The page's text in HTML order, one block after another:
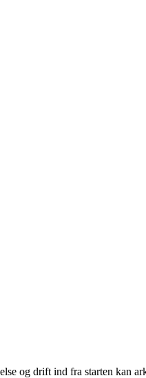
og drift ind fra starten kan